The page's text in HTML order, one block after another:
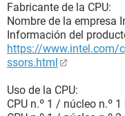
Fabricante de la CPU:
Nombre de la empresa
Información del
https://
ssors.html
Uso de la CPU:
CPU n.º 1 / núcleo n.º 1